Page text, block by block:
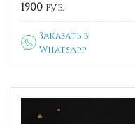
1900 руб.
Заказать в
WhatsApp